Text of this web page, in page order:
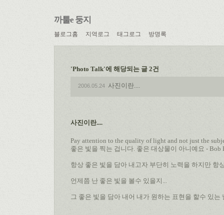
까툴e 둥지
블로그홈 지역로그 태그로그 방명록
'Photo Talk'에 해당되는 글 2건
2006.05.24 사진이란....
사진이란....
Pay attention to the quality of light and not just the
좋은 빛을 찍는 겁니다. 좋은 대상물이 아니예요 - Bob
항상 좋은 빛을 담아 내고자 부단히 노력을 하지만 항
언제쯤 난 좋은 빛을 볼수 있을지...
그 좋은 빛을 담아 내어 내가 원하는 표현을 할수 있는